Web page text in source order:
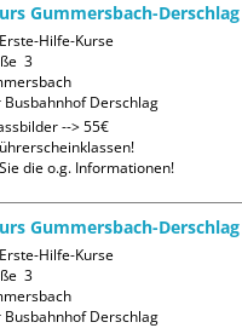
Gummersbach-Derschlag
Hilfe-Kurse
3
Busbahnhof Derschlag
--> 55€
die o.g. Informationen!
Gummersbach-Derschlag
Hilfe-Kurse
3
Busbahnhof Derschlag